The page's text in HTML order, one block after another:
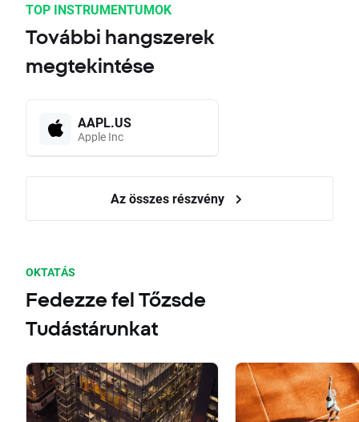
TOP INSTRUMENTUMOK
További hangszerek
megtekintése
AAPL.US
Apple Inc
Az összes részvény
OKTATÁS
Fedezze fel Tőzsde
Tudástárunkat